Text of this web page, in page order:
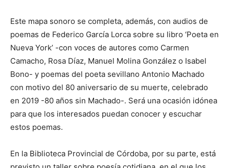
Este mapa sonoro se completa, además, con audios de
poemas de Federico García Lorca sobre su libro ‘Poeta en
Nueva York’ -con voces de autores como Carmen
Camacho, Rosa Díaz, Manuel Molina González o Isabel
Bono- y poemas del poeta sevillano Antonio Machado
con motivo del 80 aniversario de su muerte, celebrado
en 2019 -80 años sin Machado-. Será una ocasión idónea
para que los interesados puedan conocer y escuchar
estos poemas.
En la Biblioteca Provincial de Córdoba, por su parte, está